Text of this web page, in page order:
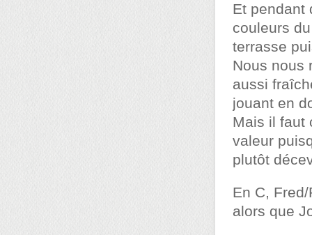
Et pendant
couleurs
terrasse
Nous nous
aussi
jouant en
Mais il faut
valeur
plutôt
En C,
alors que